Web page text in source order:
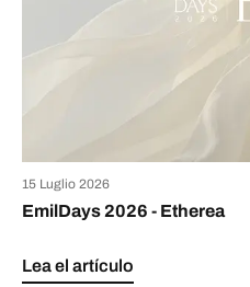
15 Luglio 2026
EmilDays 2026 - Etherea
Lea el artículo